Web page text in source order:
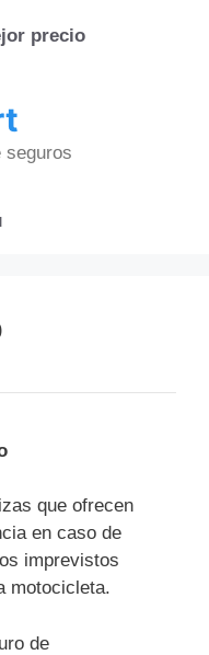
precio
seguros
que ofrecen
en caso de
imprevistos
motocicleta.
de